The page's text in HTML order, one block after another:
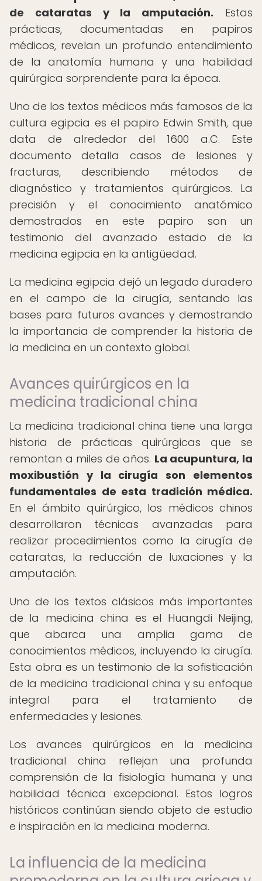
de cataratas y la amputación. Estas
prácticas, documentadas en papiros
médicos, revelan un profundo entendimiento
de la anatomía humana y una habilidad
quirúrgica sorprendente para la época.
Uno de los textos médicos más famosos de la
cultura egipcia es el papiro Edwin Smith, que
data de alrededor del 1600 a.C. Este
documento detalla casos de lesiones y
fracturas, describiendo métodos de
diagnóstico y tratamientos quirúrgicos. La
precisión y el conocimiento anatómico
demostrados en este papiro son un
testimonio del avanzado estado de la
medicina egipcia en la antigüedad.
La medicina egipcia dejó un legado duradero
en el campo de la cirugía, sentando las
bases para futuros avances y demostrando
la importancia de comprender la historia de
la medicina en un contexto global.
Avances quirúrgicos en la
medicina tradicional china
La medicina tradicional china tiene una larga
historia de prácticas quirúrgicas que se
remontan a miles de años. La acupuntura, la
moxibustión y la cirugía son elementos
fundamentales de esta tradición médica.
En el ámbito quirúrgico, los médicos chinos
desarrollaron técnicas avanzadas para
realizar procedimientos como la cirugía de
cataratas, la reducción de luxaciones y la
amputación.
Uno de los textos clásicos más importantes
de la medicina china es el Huangdi Neijing,
que abarca una amplia gama de
conocimientos médicos, incluyendo la cirugía.
Esta obra es un testimonio de la sofisticación
de la medicina tradicional china y su enfoque
integral para el tratamiento de
enfermedades y lesiones.
Los avances quirúrgicos en la medicina
tradicional china reflejan una profunda
comprensión de la fisiología humana y una
habilidad técnica excepcional. Estos logros
históricos continúan siendo objeto de estudio
e inspiración en la medicina moderna.
La influencia de la medicina